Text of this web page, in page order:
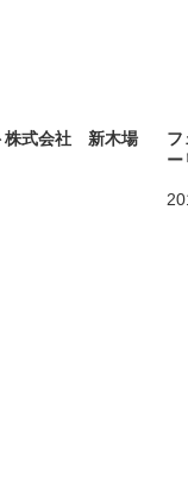
株式会社 新木場
ー